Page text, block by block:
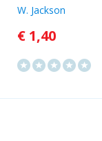
W. Jackson
€ 1,40